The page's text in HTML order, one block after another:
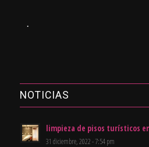
.
NOTICIAS
limpieza de pisos turísticos
31 diciembre, 2022 - 7:54 pm